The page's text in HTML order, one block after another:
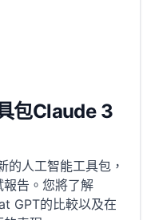
包Claude 3
人工智能工具包，
告。您將了解
GPT的比較以及在